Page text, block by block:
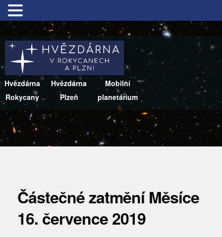
Hvězdárna
Rokycany
Hvězdárna
Plzeň
Mobilní
planetárium
Částečné zatmění Měsíce
16. července 2019